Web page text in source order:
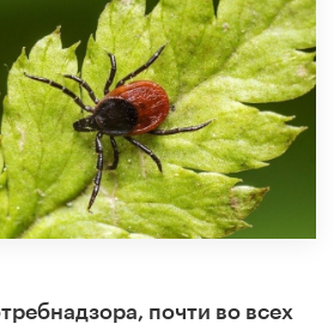
почти во всех